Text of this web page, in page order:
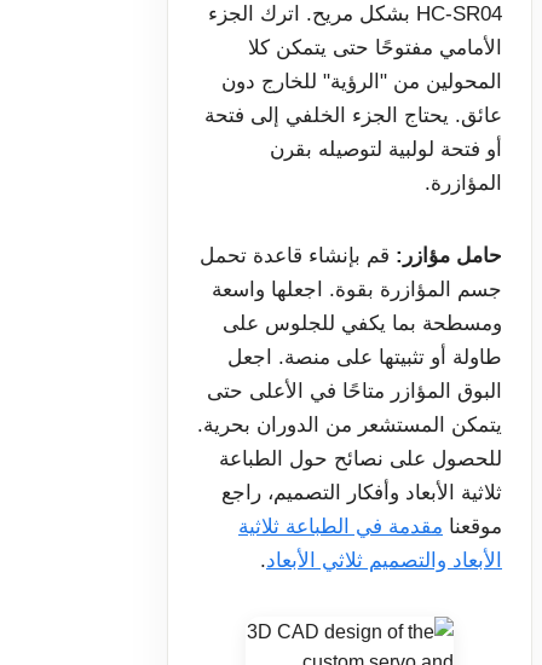
HC-SR04 بشكل مريح. اترك الجزء
الأمامي مفتوحًا حتى يتمكن كلا
المحولين من "الرؤية" للخارج دون
عائق. يحتاج الجزء الخلفي إلى فتحة
أو فتحة لولبية لتوصيله بقرن
المؤازرة.
حامل مؤازر: قم بإنشاء قاعدة تحمل
جسم المؤازرة بقوة. اجعلها واسعة
ومسطحة بما يكفي للجلوس على
طاولة أو تثبيتها على منصة. اجعل
البوق المؤازر متاحًا في الأعلى حتى
يتمكن المستشعر من الدوران بحرية.
للحصول على نصائح حول الطباعة
ثلاثية الأبعاد وأفكار التصميم، راجع
موقعنا مقدمة في الطباعة ثلاثية
الأبعاد والتصميم ثلاثي الأبعاد.